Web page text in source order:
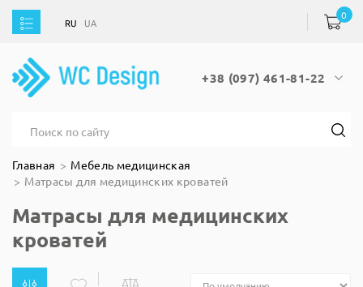
UA
+38 (097) 461-81-22
RU UA
0
Главная
Мебель медицинская
Матрасы для медицинских кроватей
Матрасы для медицинских
кроватей